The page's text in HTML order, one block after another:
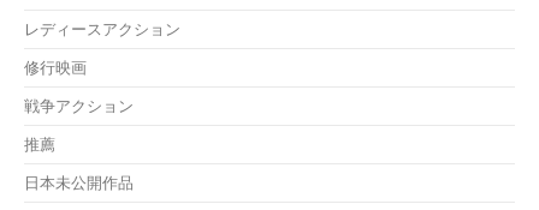
レディースアクション
修行映画
戦争アクション
推薦
日本未公開作品